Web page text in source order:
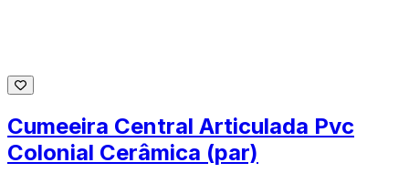
Cumeeira Central Articulada Pvc
Colonial Cerâmica (par)